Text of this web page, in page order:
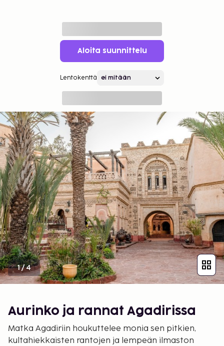
Aloita suunnittelu
Lentokenttä
1/4
Aurinko ja rannat Agadirissa
Matka Agadiriin houkuttelee monia sen pitkien,
kultahiekkaisten rantojen ja lempeän ilmaston